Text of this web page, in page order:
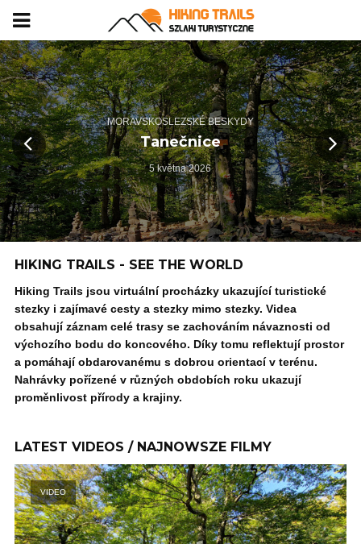
MORAVSKOSLEZSKÉ BESKYDY
Tanečnice
5 května 2026
HIKING TRAILS - SEE THE WORLD
Hiking Trails jsou virtuální procházky ukazující turistické
stezky i zajímavé cesty a stezky mimo stezky. Videa
obsahují záznam celé trasy se zachováním návaznosti od
výchozího bodu do koncového. Díky tomu reflektují prostor
a pomáhají obdarovanému s dobrou orientací v terénu.
Nahrávky pořízené v různých obdobích roku ukazují
proměnlivost přírody a krajiny.
LATEST VIDEOS / NAJNOWSZE FILMY
VIDEO